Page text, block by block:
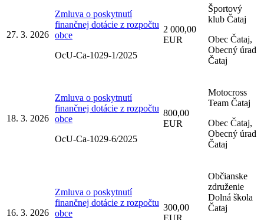
27. 3. 2026
Zmluva o poskytnutí
finančnej dotácie z rozpočtu
obce
OcU-Ca-1029-1/2025
2 000,00
EUR
Športový
klub Čataj
Obec Čataj,
Obecný úrad
Čataj
18. 3. 2026
Zmluva o poskytnutí
finančnej dotácie z rozpočtu
obce
OcU-Ca-1029-6/2025
800,00
EUR
Motocross
Team Čataj
Obec Čataj,
Obecný úrad
Čataj
16. 3. 2026
Zmluva o poskytnutí
finančnej dotácie z rozpočtu
obce
300,00
EUR
Občianske
združenie
Dolná škola
Čataj